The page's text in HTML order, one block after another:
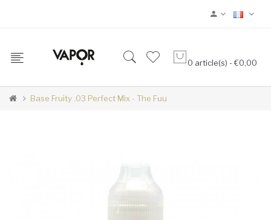
0 article(s) - €0,00
Base Fruity .03 Perfect Mix - The Fuu